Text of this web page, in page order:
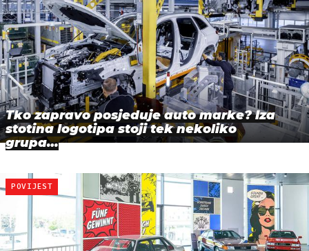
Tko zapravo posjeduje auto marke? Iza
stotina logotipa stoji tek nekoliko
grupa…
POVIJEST